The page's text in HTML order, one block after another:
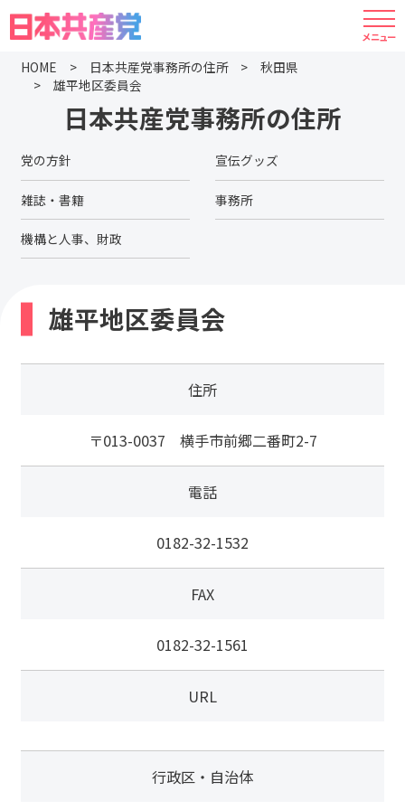
HOME 日本共産党事務所の住所
秋田県
雄平地区委員会
日本共産党事務所の住所
党の方針 宣伝グッズ
雑誌・書籍 事務所
機構と人事、財政
雄平地区委員会
住所
〒013-0037 横手市前郷二番町2-7
電話
0182-32-1532
FAX
0182-32-1561
URL
行政区・自治体